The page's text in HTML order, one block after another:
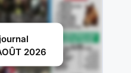
au prix fort en vue
2026